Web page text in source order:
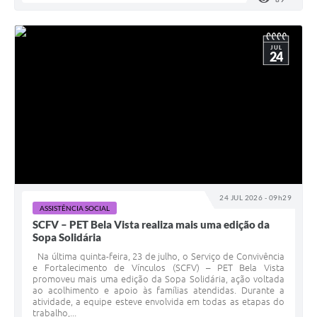
24 JUL 2026 - 09h29
JUL
24
ASSISTÊNCIA SOCIAL
SCFV – PET Bela Vista realiza mais uma edição da
Sopa Solidária
Na última quinta-feira, 23 de julho, o Serviço de Convivência
e Fortalecimento de Vínculos (SCFV) – PET Bela Vista
promoveu mais uma edição da Sopa Solidária, ação voltada
ao acolhimento e apoio às famílias atendidas. Durante a
atividade, a equipe esteve envolvida em todas as etapas do
trabalho,...